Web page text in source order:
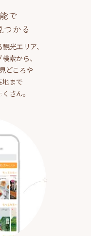
で
かる
光エリア、
索から、
どころや
地まで
さん。